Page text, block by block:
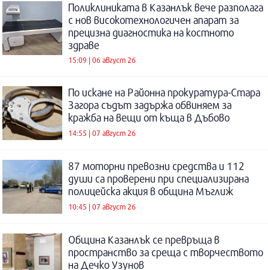
Поликлиниката в Казанлък вече разполага
с нов високотехнологичен апарат за
прецизна диагностика на костното
здраве
15:09 | 06 август 26
По искане на Районна прокуратура-Стара
Загора съдът задържа обвиняем за
кражба на вещи от къща в Дъбово
14:55 | 07 август 26
87 моторни превозни средства и 112
души са проверени при специализирана
полицейска акция в община Мъглиж
10:45 | 07 август 26
Община Казанлък се превръща в
пространство за среща с творчеството
на Дечко Узунов